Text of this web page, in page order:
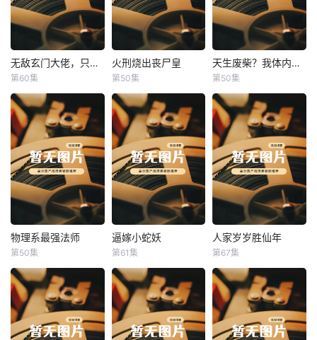
无敌玄门大佬，只听姐姐的话 无敌玄门大佬，只听姐姐的话
第60集
火刑烧出丧尸皇
火刑烧出丧尸皇
第50集
天生废柴？我体内有神血 天生废柴？我体内有神血
第50集
物理系最强法师
物理系最强法师
第50集
逼嫁小蛇妖
逼嫁小蛇妖
第61集
人家岁岁胜仙年
人家岁岁胜仙年
第67集